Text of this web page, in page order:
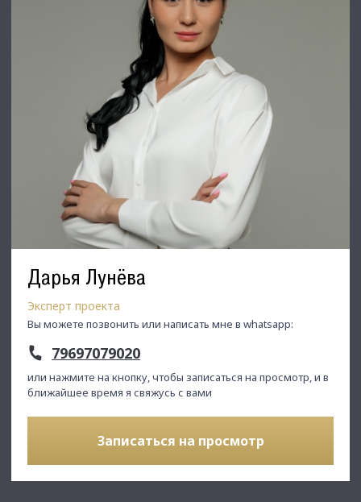
Дарья Лунёва
Эксперт проекта
Вы можете позвонить или написать мне в whatsapp:
79697079020
или нажмите на кнопку, чтобы записаться на просмотр, и в
ближайшее время я свяжусь с вами
Записаться на просмотр